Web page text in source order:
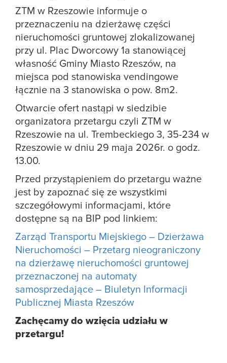
ZTM w Rzeszowie informuje o
przeznaczeniu na dzierżawę części
nieruchomości gruntowej zlokalizowanej
przy ul. Plac Dworcowy 1a stanowiącej
własność Gminy Miasto Rzeszów, na
miejsca pod stanowiska vendingowe
łącznie na 3 stanowiska o pow. 8m2.
Otwarcie ofert nastąpi w siedzibie
organizatora przetargu czyli ZTM w
Rzeszowie na ul. Trembeckiego 3, 35-234 w
Rzeszowie w dniu 29 maja 2026r. o godz.
13.00.
Przed przystąpieniem do przetargu ważne
jest by zapoznać się ze wszystkimi
szczegółowymi informacjami, które
dostępne są na BIP pod linkiem:
Zarząd Transportu Miejskiego – Dzierżawa
Nieruchomości – Przetarg nieograniczony
na dzierżawę nieruchomości gruntowej
przeznaczonej na automaty
samosprzedające – Biuletyn Informacji
Publicznej Miasta Rzeszów
Zachęcamy do wzięcia udziału w
przetargu!